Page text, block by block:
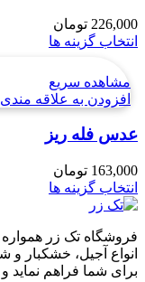
226,000 تومان
انتخاب گزینه ها
مشاهده سریع
افزودن به علاقه مندی
عدس فله ریز
163,000 تومان
انتخاب گزینه ها
فروشگاه تک زر همواره
انواع آجیل، خشکبار و
برای شما فراهم نماید